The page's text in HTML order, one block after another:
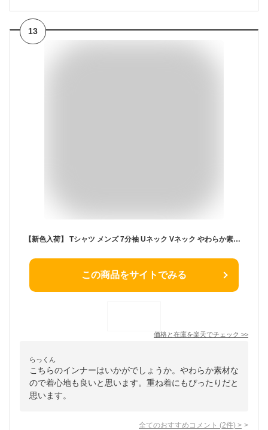
13
【新色入荷】 Tシャツ メンズ 7分袖 Uネック Vネック やわらか素材 黒 白 ネイビー グレー ブラック ホワイト スムース 丸首 V首 カットソー ベーシック M L XL インナー 綿 重ね着 大きいサイズ トップス コットン ポリエステル 長袖と半袖の中間丈 定番 父の日
この商品をサイトでみる
価格と在庫を楽天でチェック >>
らっくん
こちらのインナーはいかがでしょうか。やわらか素材な
ので着心地も良いと思います。重ね着にもぴったりだと
思います。
全てのおすすめコメント (2件) >